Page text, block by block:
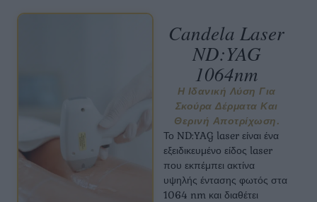
Candela Laser
ND:YAG
1064nm
Η Ιδανική Λύση Για
Σκούρα Δέρματα Και
Θερινή Αποτρίχωση.
Το ND:YAG laser είναι ένα
εξειδικευμένο είδος laser
που εκπέμπει ακτίνα
υψηλής έντασης φωτός στα
1064 nm και διαθέτει